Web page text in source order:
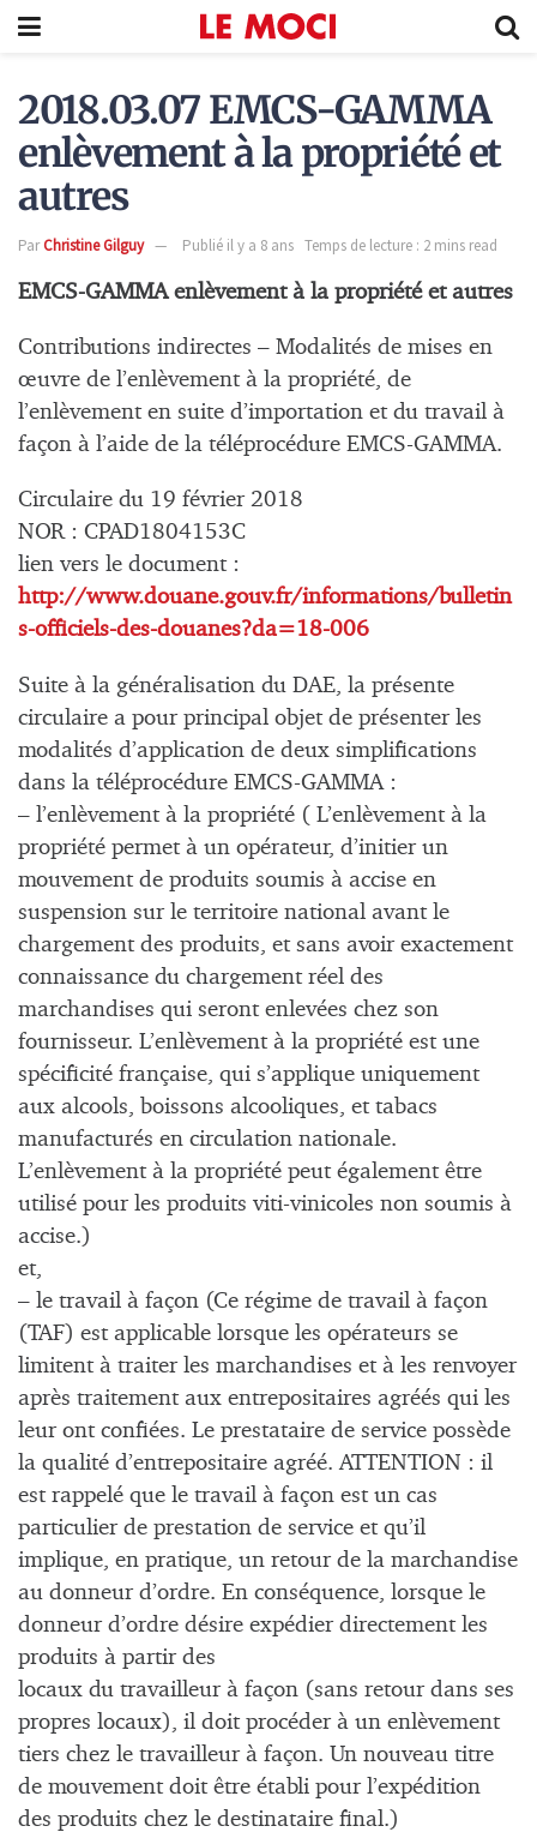
2018.03.07 EMCS-GAMMA
enlèvement à la propriété et
autres
ParChristine Gilguy Publié il y a 8 ans Temps de lecture : 2 mins read
EMCS-GAMMA enlèvement à la propriété et autres
Contributions indirectes – Modalités de mises en
œuvre de l’enlèvement à la propriété, de
l’enlèvement en suite d’importation et du travail à
façon à l’aide de la téléprocédure EMCS-GAMMA.
Circulaire du 19 février 2018
NOR : CPAD1804153C
lien vers le document :
http://www.douane.gouv.fr/informations/bulletin
s-officiels-des-douanes?da=18-006
Suite à la généralisation du DAE, la présente
circulaire a pour principal objet de présenter les
modalités d’application de deux simplifications
dans la téléprocédure EMCS-GAMMA :
– l’enlèvement à la propriété ( L’enlèvement à la
propriété permet à un opérateur, d’initier un
mouvement de produits soumis à accise en
suspension sur le territoire national avant le
chargement des produits, et sans avoir exactement
connaissance du chargement réel des
marchandises qui seront enlevées chez son
fournisseur. L’enlèvement à la propriété est une
spécificité française, qui s’applique uniquement
aux alcools, boissons alcooliques, et tabacs
manufacturés en circulation nationale.
L’enlèvement à la propriété peut également être
utilisé pour les produits viti-vinicoles non soumis à
accise.)
et,
– le travail à façon (Ce régime de travail à façon
(TAF) est applicable lorsque les opérateurs se
limitent à traiter les marchandises et à les renvoyer
après traitement aux entrepositaires agréés qui les
leur ont confiées. Le prestataire de service possède
la qualité d’entrepositaire agréé. ATTENTION : il
est rappelé que le travail à façon est un cas
particulier de prestation de service et qu’il
implique, en pratique, un retour de la marchandise
au donneur d’ordre. En conséquence, lorsque le
donneur d’ordre désire expédier directement les
produits à partir des
locaux du travailleur à façon (sans retour dans ses
propres locaux), il doit procéder à un enlèvement
tiers chez le travailleur à façon. Un nouveau titre
de mouvement doit être établi pour l’expédition
des produits chez le destinataire final.)